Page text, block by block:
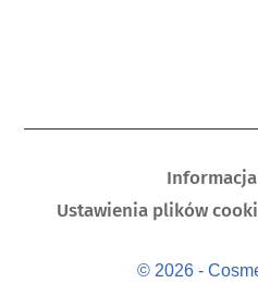
Ustawienia plików
© 2026 -